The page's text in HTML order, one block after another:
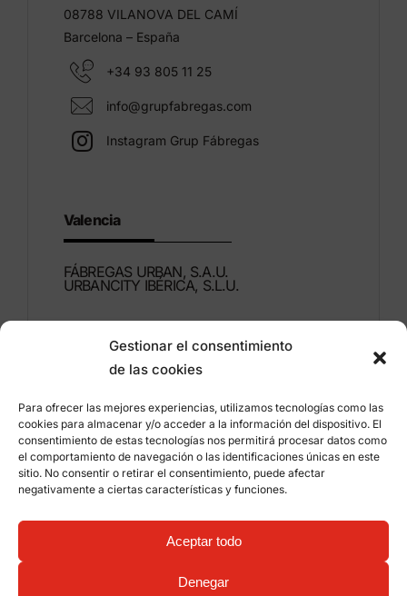
Gestionar el consentimiento
de las cookies
Para ofrecer las mejores experiencias, utilizamos tecnologías como las
cookies para almacenar y/o acceder a la información del dispositivo. El
consentimiento de estas tecnologías nos permitirá procesar datos como
el comportamiento de navegación o las identificaciones únicas en este
sitio. No consentir o retirar el consentimiento, puede afectar
negativamente a ciertas características y funciones.
Aceptar todo
Denegar
08788 VILANOVA DEL CAMÍ
Barcelona – España
+34 93 805 11 25
info@grupfabregas.com
Instagram Grup Fábregas
Valencia
FÁBREGAS URBAN, S.A.U.
URBANCITY IBÉRICA, S.L.U.
46960 ALDAIA
Valencia – España
+34 96 151 53 44
info@grupfabregas.com
Grup Fábregas
Acceso distribuidores
Aviso legal
Política de privacidad
Información sobre cookies
mobiliario urbano ECO Friendly –